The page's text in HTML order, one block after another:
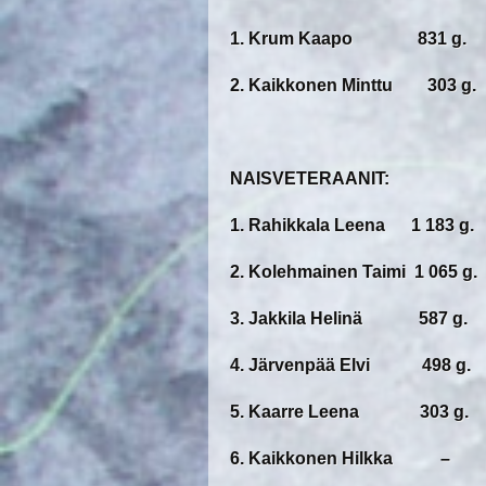
1. Krum Kaapo 831 g.
2. Kaikkonen Minttu 303 g.
NAISVETERAANIT:
1. Rahikkala Leena 1 183 g.
2. Kolehmainen Taimi 1 065 g.
3. Jakkila Helinä 587 g.
4. Järvenpää Elvi 498 g.
5. Kaarre Leena 303 g.
6. Kaikkonen Hilkka –